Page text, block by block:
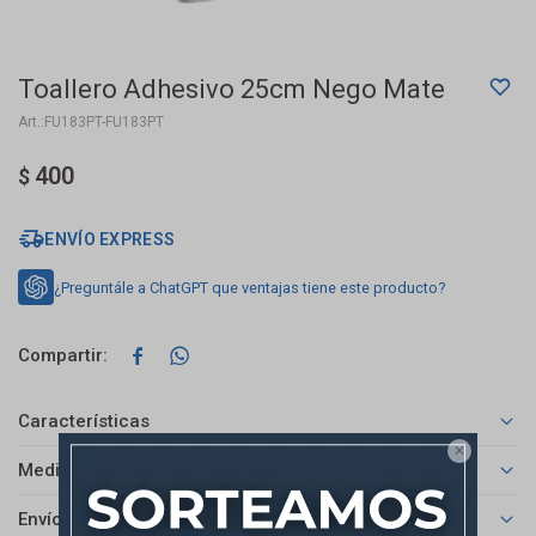

Toallero Adhesivo 25cm Nego Mate
FU183PT-FU183PT
$ 400
ENVÍO EXPRESS
¿Preguntále a ChatGPT que ventajas tiene este producto?
 
Características
Medios de pago
Envíos